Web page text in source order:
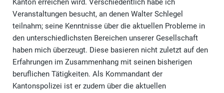
Kanton erreichen wird. Verschiedentlich habe ich
Veranstaltungen besucht, an denen Walter Schlegel
teilnahm; seine Kenntnisse über die aktuellen Probleme in
den unterschiedlichsten Bereichen unserer Gesellschaft
haben mich überzeugt. Diese basieren nicht zuletzt auf den
Erfahrungen im Zusammenhang mit seinen bisherigen
beruflichen Tätigkeiten. Als Kommandant der
Kantonspolizei ist er zudem über die aktuellen